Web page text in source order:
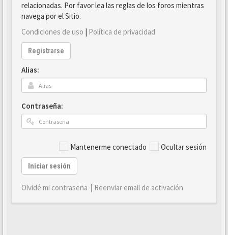
relacionadas. Por favor lea las reglas de los foros mientras
navega por el Sitio.
Condiciones de uso | Política de privacidad
Registrarse
Alias:
Contraseña:
Mantenerme conectado Ocultar sesión
Iniciar sesión
Olvidé mi contraseña | Reenviar email de activación